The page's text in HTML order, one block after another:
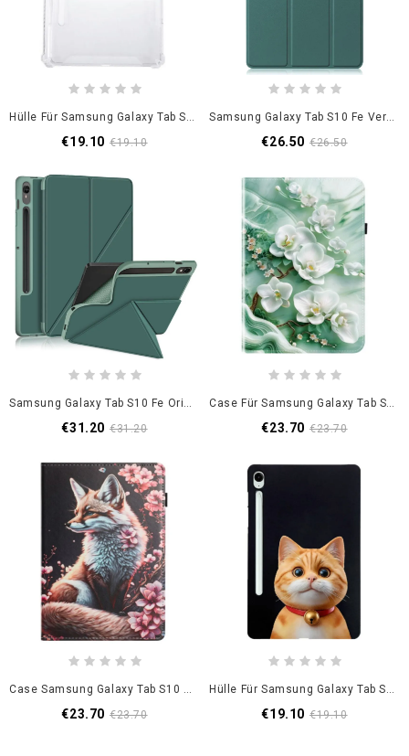
Hülle Für Samsung Galaxy Tab S10 Fe Transparenter Ständer
€19.10 €19.10
Samsung Galaxy Tab S10 Fe Verstärkt
€26.50 €26.50
Samsung Galaxy Tab S10 Fe Origami-Ständer
€31.20 €31.20
Case Für Samsung Galaxy Tab S10 Fe Jade-Blumen-Design
€23.70 €23.70
Case Samsung Galaxy Tab S10 Fe Fuchs-Design
€23.70 €23.70
Hülle Für Samsung Galaxy Tab S10 Fe Katze
€19.10 €19.10